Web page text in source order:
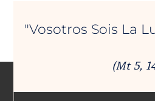
"Vosotros Sois La
(Mt 5,